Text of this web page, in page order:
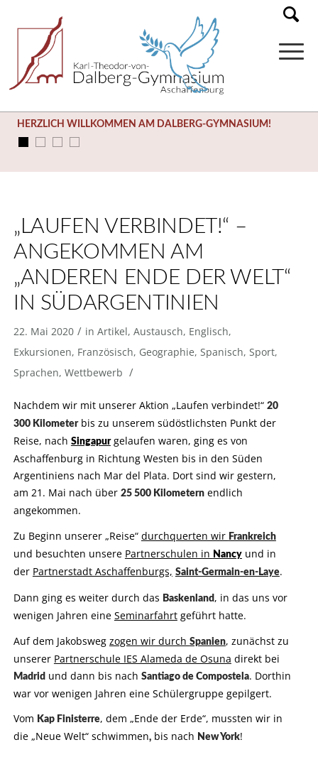
HERZLICH WILLKOMMEN AM DALBERG-GYMNASIUM!
„LAUFEN VERBINDET!“ –
ANGEKOMMEN AM
„ANDEREN ENDE DER WELT“
IN SÜDARGENTINIEN
22. Mai 2020 / in Artikel, Austausch, Englisch,
Exkursionen, Französisch, Geographie, Spanisch, Sport,
Sprachen, Wettbewerb /
Nachdem wir mit unserer Aktion „Laufen verbindet!“ 20
300 Kilometerbis zu unserem südöstlichsten Punkt der
Reise, nach Singapurgelaufen waren, ging es von
Aschaffenburg in Richtung Westen bis in den Süden
Argentiniens nach Mar del Plata. Dort sind wir gestern,
am 21. Mai nach über 25 500 Kilometernendlich
angekommen.
Zu Beginn unserer „Reise“ durchquerten wir Frankreich
und besuchten unsere Partnerschulen in Nancyund in
der Partnerstadt Aschaffenburgs, Saint-Germain-en-Laye.
Dann ging es weiter durch das Baskenland, in das uns vor
wenigen Jahren eine Seminarfahrtgeführt hatte.
Auf dem Jakobsweg zogen wir durch Spanien, zunächst zu
unserer Partnerschule IES Alameda de Osuna direkt bei
Madridund dann bis nach Santiago de Compostela. Dorthin
war vor wenigen Jahren eine Schülergruppe gepilgert.
Vom Kap Finisterre, dem „Ende der Erde“, mussten wir in
die „Neue Welt“ schwimmen,bis nach New York!